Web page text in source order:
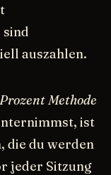
auszahlen.
Methode
ist
die du werden
jeder Sitzung